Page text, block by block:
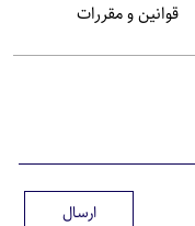
قوانین و مقررات
ارسال